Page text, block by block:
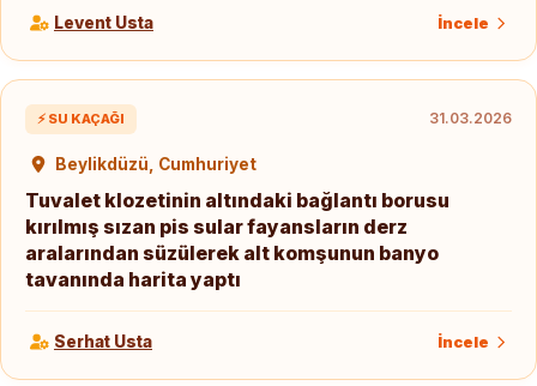
Levent Usta İncele
⚡ SU KAÇAĞI 31.03.2026
Beylikdüzü, Cumhuriyet
Tuvalet klozetinin altındaki bağlantı borusu
kırılmış sızan pis sular fayansların derz
aralarından süzülerek alt komşunun banyo
tavanında harita yaptı
Serhat Usta İncele